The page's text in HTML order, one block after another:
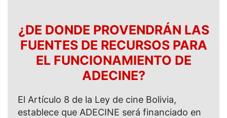
¿DE DONDE PROVENDRÁN LAS
FUENTES DE RECURSOS PARA
EL FUNCIONAMIENTO DE
ADECINE?
El Artículo 8 de la Ley de cine Bolivia,
establece que ADECINE será financiado en